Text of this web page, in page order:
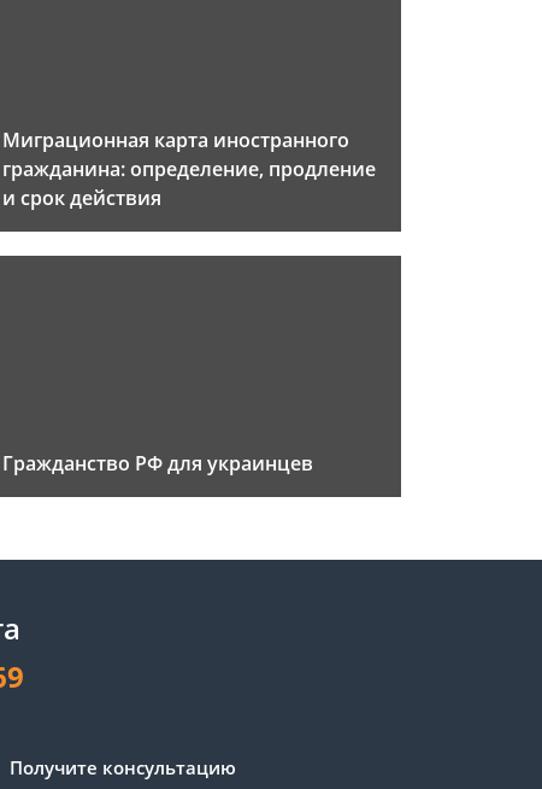
Миграционная карта иностранного
гражданина: определение, продление
и срок действия
Гражданство РФ для украинцев
Получите консультацию